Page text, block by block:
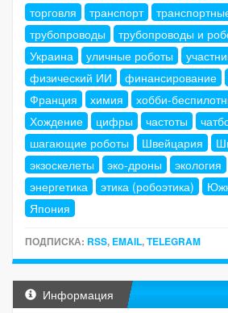
торговля
транспорт
трубопроводы
трубопроводы и
Украина
уличные роботы
физический ИИ
финансирование
Франция
химия хобби-
Хождение
цифры частоты
шагающие роботы
Швейцария
экзоскелеты
эко-дроны экология
энергетика
этика (робоэтика)
Япония
ПОДПИСКА: RSS, EMAIL,TELEGRAM
Информация